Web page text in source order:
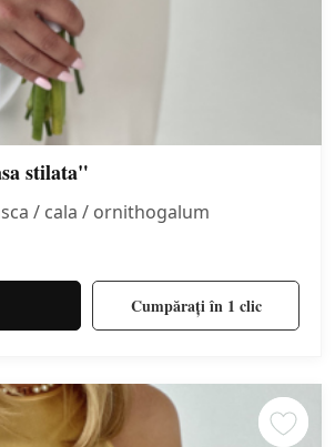
stilata"
/ cala / ornithogalum
Cumpărați în 1 clic